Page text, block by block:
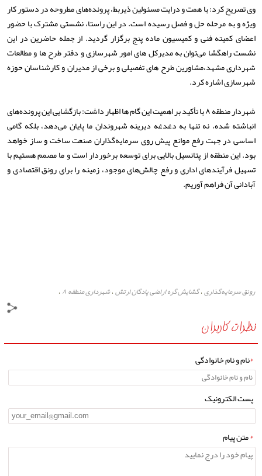
وی تصریح کرد: با همت و درایت مسئولین ذیربط، پرونده‌های مطروحه در دستور کار
ویژه و به مرحله حل و فصل رسیده است. در این راستا، نشستی مشترک با حضور
اعضای کمیته فنی و کمیسیون ماده پنج برگزار گردید. از جمله حاضرین در این
نشست‌ راهگشا می‌توان به مدیرکل های امور شهرسازی و دفتر طرح ها و مطالعات
شهرداری مشهد،مشاورین طرح های تفصیلی و برخی از مدیران و کارشناسان حوزه
شهرسازی اشاره کرد.
شهردار منطقه ۸ با تأکید بر اهمیت این گام ها اظهار داشت: بازگشایی این پرونده‌های
انباشته شده، نه تنها به دغدغه دیرینه شهروندان ما پایان می‌دهد، بلکه گامی
اساسی در جهت رفع موانع پیش روی سرمایه‌گذاران صنعت ساخت و ساز خواهد
بود. این منطقه از پتانسیل بالایی برای توسعه برخوردار است و ما مصمم هستیم با
تسهیل فرآیندهای اداری و رفع چالش‌های موجود، زمینه را برای رونق اقتصادی و
آبادانی آن فراهم آوریم.
رونق سرمایه‌گذاری،گشایش گره اراضی پادگان ارتش،شهرداری منطقه ۸ ،
نظرات کاربران
*نام و نام خانوادگی
پست الکترونیک
*متن پیام